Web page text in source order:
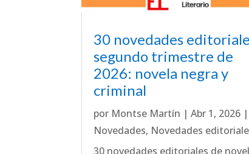
30 novedades
segundo trimestre de
2026: novela negra y
criminal
por Montse Martín |Abr 1, 2026 |
Novedades, Novedades
30 novedades editoriales de